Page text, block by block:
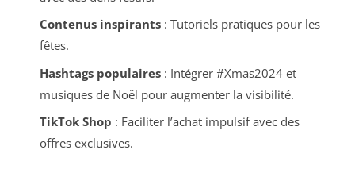
Contenus inspirants: Tutoriels pratiques pour les
fêtes.
Hashtags populaires: Intégrer #Xmas2024 et
musiques de Noël pour augmenter la visibilité.
TikTok Shop : Faciliter l’achat impulsif avec des
offres exclusives.